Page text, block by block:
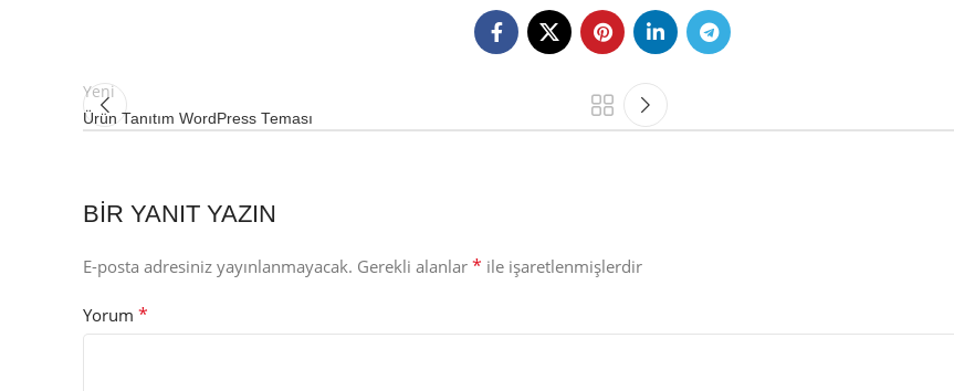
Yeni
Ürün Tanıtım WordPress Teması
BIR YANIT YAZIN
E-posta adresiniz yayınlanmayacak. Gerekli alanlar * ile işaretlenmişlerdir
Yorum *